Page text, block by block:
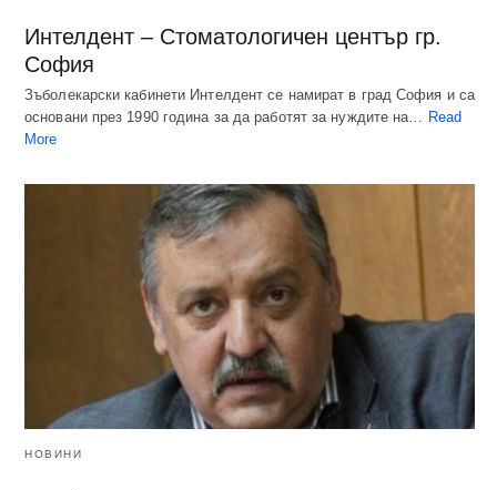
Интелдент – Стоматологичен център гр.
София
Зъболекарски кабинети Интелдент се намират в град София и са
основани през 1990 година за да работят за нуждите на…
Read
More
НОВИНИ